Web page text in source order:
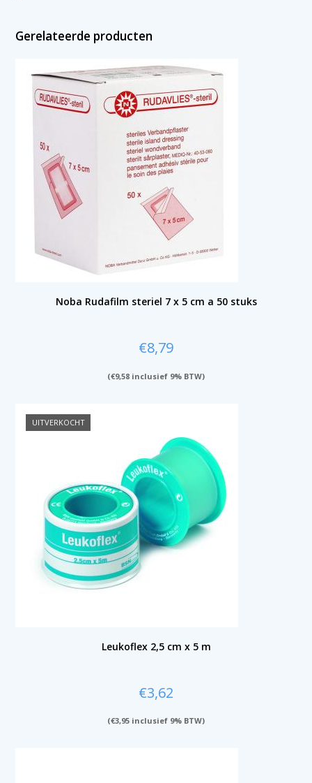
Gerelateerde producten
Noba Rudafilm steriel 7 x 5 cm a 50 stuks
€8,79
(€9,58 inclusief 9% BTW)
UITVERKOCHT
Leukoflex 2,5 cm x 5 m
€3,62
(€3,95 inclusief 9% BTW)